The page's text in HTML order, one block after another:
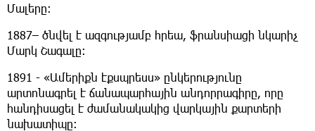
Մալերը։
1887– ծնվել է ազգությամբ հրեա, ֆրանսիացի նկարիչ
Մարկ Շագալը։
1891 - «Ամերիքն էքսպրեսս» ընկերությունը
արտոնագրել է ճանապարհային անդորրագիրը, որը
հանդիսացել է ժամանակակից վարկային քարտերի
նախատիպը։